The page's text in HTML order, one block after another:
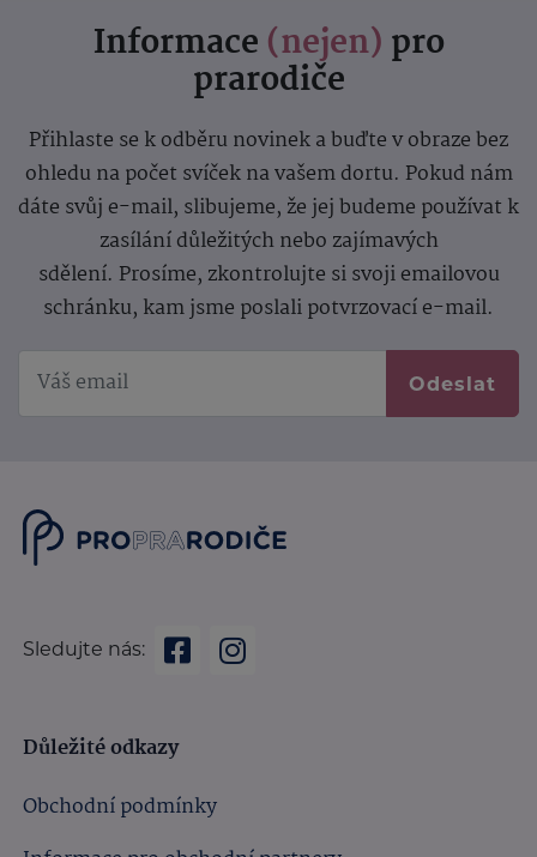
Informace (nejen) pro
prarodiče
Přihlaste se k odběru novinek a buďte v obraze bez
ohledu na počet svíček na vašem dortu. Pokud nám
dáte svůj e-mail, slibujeme, že jej budeme používat k
zasílání důležitých nebo zajímavých
sdělení. Prosíme, zkontrolujte si svoji emailovou
schránku, kam jsme poslali potvrzovací e-mail.
Odeslat
Sledujte nás:
Důležité odkazy
Obchodní podmínky